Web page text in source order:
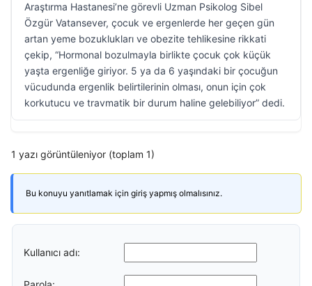
Araştırma Hastanesi’ne görevli Uzman Psikolog Sibel
Özgür Vatansever, çocuk ve ergenlerde her geçen gün
artan yeme bozuklukları ve obezite tehlikesine rikkati
çekip, “Hormonal bozulmayla birlikte çocuk çok küçük
yaşta ergenliğe giriyor. 5 ya da 6 yaşındaki bir çocuğun
vücudunda ergenlik belirtilerinin olması, onun için çok
korkutucu ve travmatik bir durum haline gelebiliyor” dedi.
1 yazı görüntüleniyor (toplam 1)
Bu konuyu yanıtlamak için giriş yapmış olmalısınız.
Kullanıcı adı: